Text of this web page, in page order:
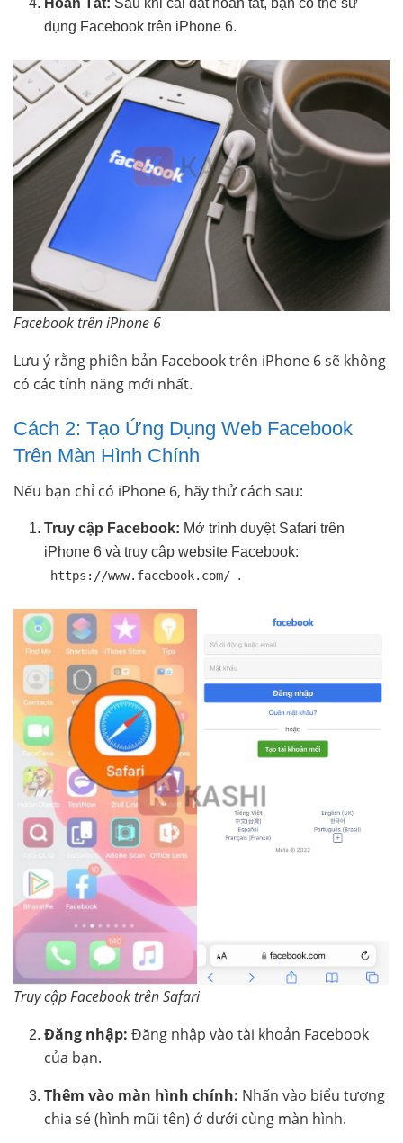
Hoàn Tất: Sau khi cài đặt hoàn tất, bạn có thể sử
dụng Facebook trên iPhone 6.
Facebook trên iPhone 6
Lưu ý rằng phiên bản Facebook trên iPhone 6 sẽ không
có các tính năng mới nhất.
Cách 2: Tạo Ứng Dụng Web Facebook
Trên Màn Hình Chính
Nếu bạn chỉ có iPhone 6, hãy thử cách sau:
Truy cập Facebook: Mở trình duyệt Safari trên
iPhone 6 và truy cập website Facebook:
https://www.facebook.com/ .
Truy cập Facebook trên Safari
Đăng nhập: Đăng nhập vào tài khoản Facebook
của bạn.
Thêm vào màn hình chính: Nhấn vào biểu tượng
chia sẻ (hình mũi tên) ở dưới cùng màn hình.